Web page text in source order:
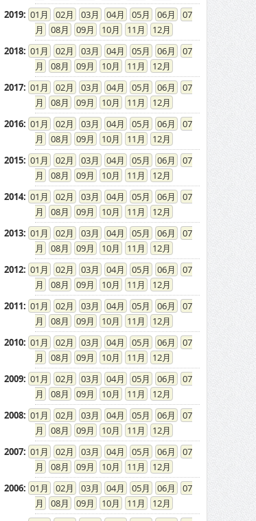
2019: 01 02 03 04 05 06
07
08
09 10 11
12
2018: 01 02 03 04 05 06
07
08
09 10 11
12
2017: 01 02 03 04 05 06
07
08
09 10 11
12
2016: 01 02 03 04 05 06
07
08
09 10 11
12
2015: 01 02 03 04 05 06
07
08
09 10 11
12
2014: 01 02 03 04 05 06
07
08
09 10 11
12
2013: 01 02 03 04 05 06
07
08
09 10 11
12
2012: 01 02 03 04 05 06
07
08
09 10 11
12
2011: 01 02 03 04 05 06
07
08
09 10 11
12
2010: 01 02 03 04 05 06
07
08
09 10 11
12
2009: 01 02 03 04 05 06
07
08
09 10 11
12
2008: 01 02 03 04 05 06
07
08
09 10 11
12
2007: 01 02 03 04 05 06
07
08
09 10 11
12
2006: 01 02 03 04 05 06
07
08
09 10 11
12